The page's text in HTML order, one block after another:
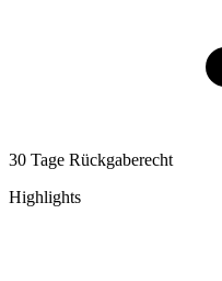
30 Tage Rückgaberecht
Highlights